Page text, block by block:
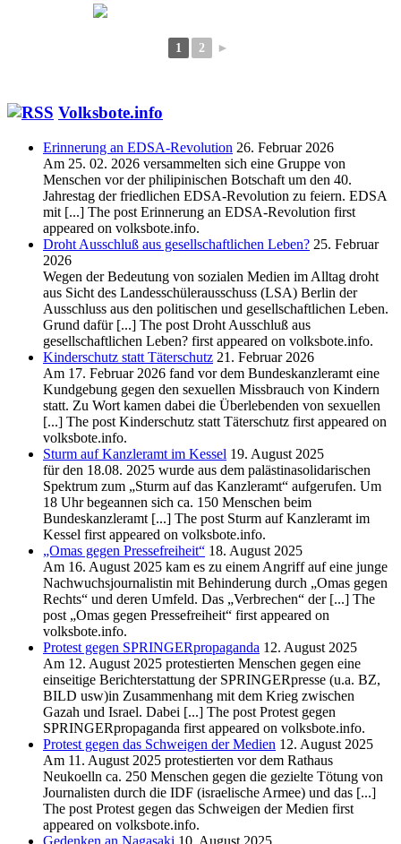
1 2 ►
Volksbote.info
Erinnerung an EDSA-Revolution 26. Februar 2026
Am 25. 02. 2026 versammelten sich eine Gruppe von
Menschen vor der philipinischen Botschaft um den 40.
Jahrestag der friedlichen EDSA-Revolution zu feiern. EDSA
mit [...] The post Erinnerung an EDSA-Revolution first
appeared on volksbote.info.
Droht Ausschluß aus gesellschaftlichen Leben? 25. Februar
2026
Wegen der Bedeutung von sozialen Medien im Alltag droht
aus Sicht des Landesschülerausschuss (LSA) Berlin der
Ausschluss aus den politischen und gesellschaftlichen Leben.
Grund dafür [...] The post Droht Ausschluß aus
gesellschaftlichen Leben? first appeared on volksbote.info.
Kinderschutz statt Täterschutz 21. Februar 2026
Am 17. Februar 2026 fand vor dem Bundeskanzleramt eine
Kundgebung gegen den sexuellen Missbrauch von Kindern
statt. Zu Wort kamen dabei die Überlebenden von sexuellen
[...] The post Kinderschutz statt Täterschutz first appeared on
volksbote.info.
Sturm auf Kanzleramt im Kessel 19. August 2025
für den 18.08. 2025 wurde aus dem palästinasolidarischen
Spektrum zum „Sturm auf das Kanzleramt“ aufgerufen. Um
18 Uhr begeannen sich ca. 150 Menschen beim
Bundeskanzleramt [...] The post Sturm auf Kanzleramt im
Kessel first appeared on volksbote.info.
„Omas gegen Pressefreiheit“ 18. August 2025
Am 16. August 2025 kam es zu einem Angriff auf eine junge
Nachwuchsjournalistin mit Behinderung durch „Omas gegen
Rechts“ und deren Umfeld. Das „Verbrechen“ der [...] The
post „Omas gegen Pressefreiheit“ first appeared on
volksbote.info.
Protest gegen SPRINGERpropaganda 12. August 2025
Am 12. August 2025 protestierten Menschen gegen eine
einseitige Berichterstattung der SPRINGERpresse (u.a. BZ,
BILD usw)in Zusammenhang mit dem Krieg zwischen
Gazah und Israel. Dabei [...] The post Protest gegen
SPRINGERpropaganda first appeared on volksbote.info.
Protest gegen das Schweigen der Medien 12. August 2025
Am 11. August 2025 protestierten vor dem Rathaus
Neukoelln ca. 250 Menschen gegen die gezielte Tötung von
Journalisten durch die IDF (israelische Armee) und das [...]
The post Protest gegen das Schweigen der Medien first
appeared on volksbote.info.
Gedenken an Nagasaki 10. August 2025